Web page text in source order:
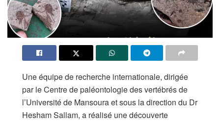
Une équipe de recherche internationale, dirigée
par le Centre de paléontologie des vertébrés de
l’Université de Mansoura et sous la direction du Dr
Hesham Sallam, a réalisé une découverte